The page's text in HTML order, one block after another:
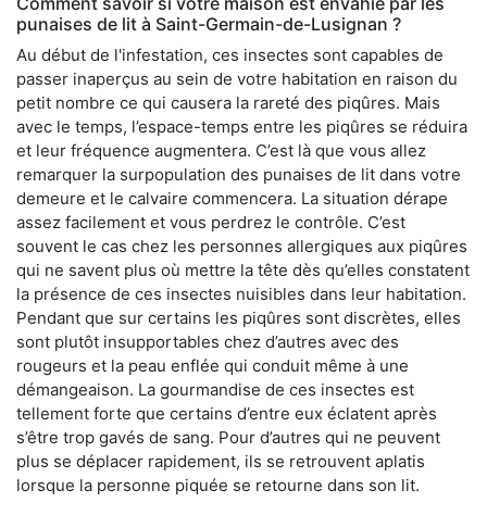
punaises de lit à Saint-Germain-de-Lusignan ?
Au début de l'infestation, ces insectes sont capables de
passer inaperçus au sein de votre habitation en raison du
petit nombre ce qui causera la rareté des piqûres. Mais
avec le temps, l’espace-temps entre les piqûres se réduira
et leur fréquence augmentera. C’est là que vous allez
remarquer la surpopulation des punaises de lit dans votre
demeure et le calvaire commencera. La situation dérape
assez facilement et vous perdrez le contrôle. C’est
souvent le cas chez les personnes allergiques aux piqûres
qui ne savent plus où mettre la tête dès qu’elles constatent
la présence de ces insectes nuisibles dans leur habitation.
Pendant que sur certains les piqûres sont discrètes, elles
sont plutôt insupportables chez d’autres avec des
rougeurs et la peau enflée qui conduit même à une
démangeaison. La gourmandise de ces insectes est
tellement forte que certains d’entre eux éclatent après
s’être trop gavés de sang. Pour d’autres qui ne peuvent
plus se déplacer rapidement, ils se retrouvent aplatis
lorsque la personne piquée se retourne dans son lit.